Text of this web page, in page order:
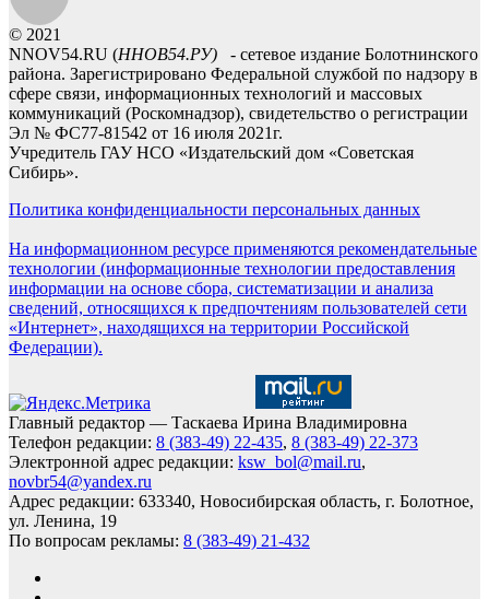
© 2021
NNOV54.RU (ННОВ54.РУ) - сетевое издание Болотнинского
района. Зарегистрировано Федеральной службой по надзору в
сфере связи, информационных технологий и массовых
коммуникаций (Роскомнадзор), свидетельство о регистрации
Эл № ФС77-81542 от 16 июля 2021г.
Учредитель ГАУ НСО «Издательский дом «Советская
Сибирь».
Политика конфиденциальности персональных данных
На информационном ресурсе применяются рекомендательные
технологии (информационные технологии предоставления
информации на основе сбора, систематизации и анализа
сведений, относящихся к предпочтениям пользователей сети
«Интернет», находящихся на территории Российской
Федерации).
Главный редактор — Таскаева Ирина Владимировна
Телефон редакции: 8 (383-49) 22-435, 8 (383-49) 22-373
Электронной адрес редакции: ksw_bol@mail.ru,
novbr54@yandex.ru
Адрес редакции: 633340, Новосибирская область, г. Болотное,
ул. Ленина, 19
По вопросам рекламы: 8 (383-49) 21-432